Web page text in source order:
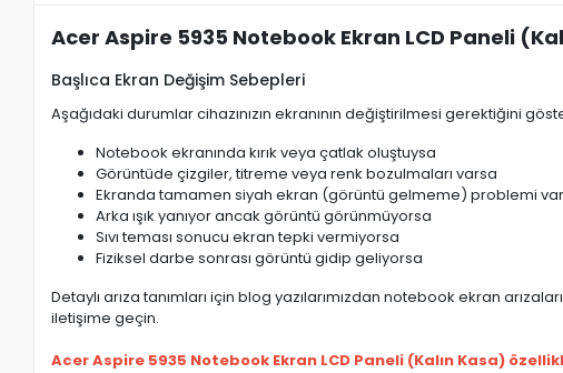
Acer Aspire 5935 Notebook Ekran LCD Paneli
Başlıca Ekran Değişim Sebepleri
Aşağıdaki durumlar cihazınızın ekranının değiştirilmesi gerektiğini
Notebook ekranında kırık veya çatlak oluştuysa
Görüntüde çizgiler, titreme veya renk bozulmaları varsa
Ekranda tamamen siyah ekran (görüntü gelmeme) problemi
Arka ışık yanıyor ancak görüntü görünmüyorsa
Sıvı teması sonucu ekran tepki vermiyorsa
Fiziksel darbe sonrası görüntü gidip geliyorsa
Detaylı arıza tanımları için blog yazılarımızdan notebook ekran
iletişime geçin.
Acer Aspire 5935 Notebook Ekran LCD Paneli (Kalın Kasa)